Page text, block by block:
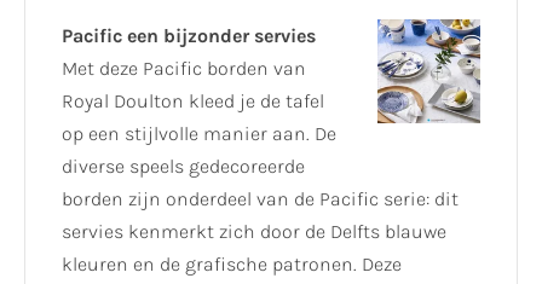
Pacific een bijzonder servies
Met deze Pacific borden van
Royal Doulton kleed je de tafel
op een stijlvolle manier aan. De
diverse speels gedecoreerde
borden zijn onderdeel van de Pacific serie: dit
servies kenmerkt zich door de Delfts blauwe
kleuren en de grafische patronen. Deze